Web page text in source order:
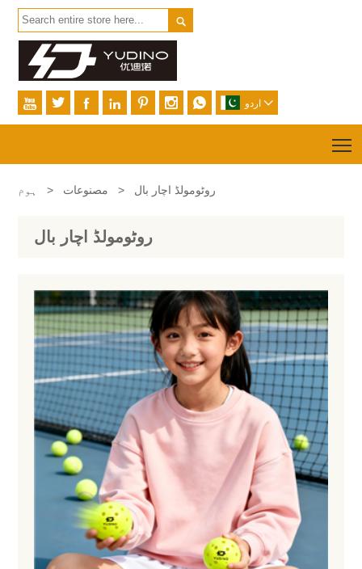

       اردو 
ہوم > مصنوعات > روٹومولڈ اچار بال
روٹومولڈ اچار بال